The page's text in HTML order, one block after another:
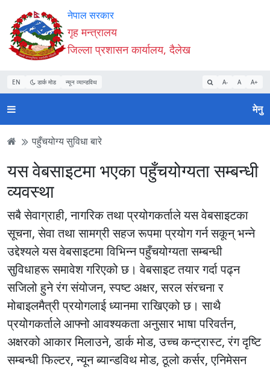
Accessibility
Mode
सुरु
गर्नुहोस्
सामाग्री
पढ्नुहाेस्
नेभिगेसन
पढ्नुहाेस्
वेबसाइट
खोजमा
जानुहोस्
नेपाल सरकार
गृह मन्त्रालय
जिल्ला प्रशासन कार्यालय, दैलेख
EN डार्क मोड न्यून व्यान्डविथ A- A A+
मेनु
पहुँचयोग्य सुविधा बारे
यस वेबसाइटमा भएका पहुँचयोग्यता सम्बन्धी
व्यवस्था
सबै सेवाग्राही, नागरिक तथा प्रयोगकर्ताले यस वेबसाइटका
सूचना, सेवा तथा सामग्री सहज रूपमा प्रयोग गर्न सकून् भन्ने
उद्देश्यले यस वेबसाइटमा विभिन्न पहुँचयोग्यता सम्बन्धी
सुविधाहरू समावेश गरिएको छ। वेबसाइट तयार गर्दा पढ्न
सजिलो हुने रंग संयोजन, स्पष्ट अक्षर, सरल संरचना र
मोबाइलमैत्री प्रयोगलाई ध्यानमा राखिएको छ। साथै
प्रयोगकर्ताले आफ्नो आवश्यकता अनुसार भाषा परिवर्तन,
अक्षरको आकार मिलाउने, डार्क मोड, उच्च कन्ट्रास्ट, रंग दृष्टि
सम्बन्धी फिल्टर, न्यून ब्यान्डविथ मोड, ठूलो कर्सर, एनिमेसन